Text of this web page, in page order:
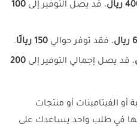
ريال ، قد يصل التوفير إلى 100
، فقد توفر حوالي 150 ريالًا .
، قد يصل إجمالي التوفير إلى 200
أو الفيتامينات أو منتجات
في طلب واحد يساعدك على